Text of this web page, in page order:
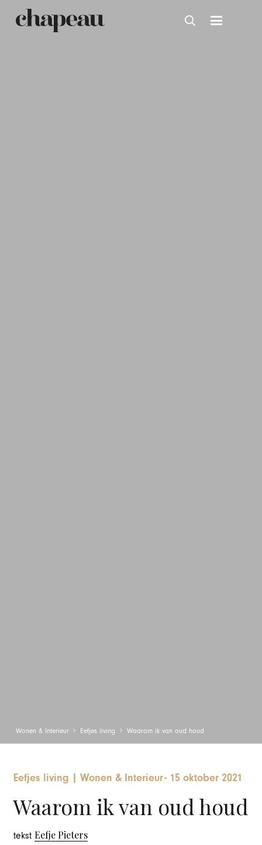
Wonen & Interieur Eefjes living Waarom ik van oud houd
Eefjes living Wonen & Interieur- 15 oktober 2021
Waarom ik van oud houd
tekstEefje Pieters